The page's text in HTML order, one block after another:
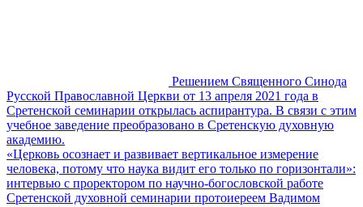
Решением Священного Синода
Русской Православной Церкви от 13 апреля 2021 года в
Сретенской семинарии открылась аспирантура. В связи с этим
учебное заведение преобразовано в Сретенскую духовную
академию.
«Церковь осознает и развивает вертикальное измерение
человека, потому что наука видит его только по горизонтали»:
интервью с проректором по научно-богословской работе
Сретенской духовной семинарии протоиереем Вадимом